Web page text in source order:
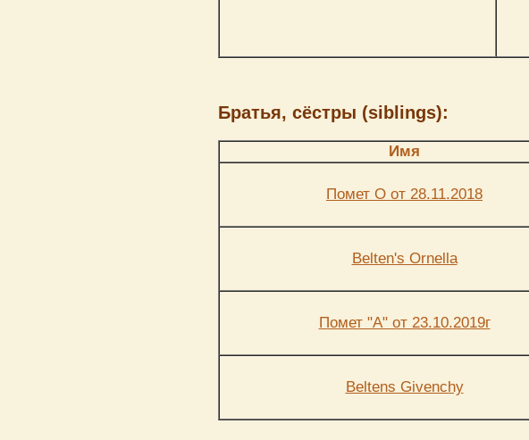
Братья, сёстры (siblings):
Имя
Помет О от 28.11.2018
Belten's Ornella
Помет "А" от 23.10.2019г
Beltens Givenchy